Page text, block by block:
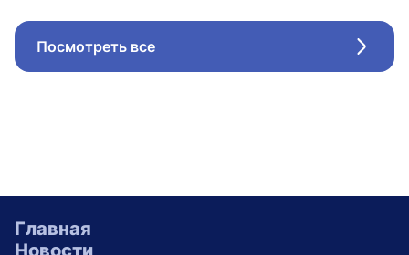
Посмотреть все
Главная
Новости